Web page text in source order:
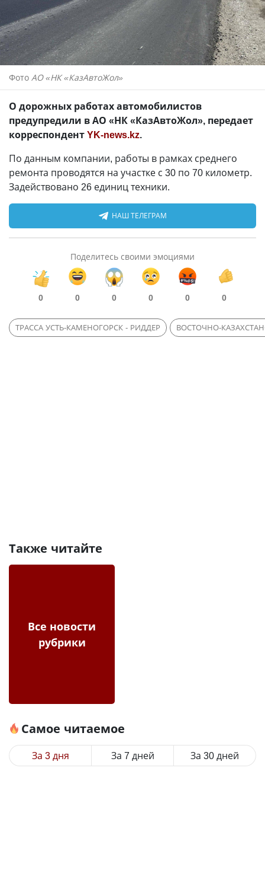
Фото АО «НК «КазАвтоЖол»
О дорожных работах автомобилистов
предупредили в АО «НК «КазАвтоЖол», передает
корреспондентYK-news.kz.
По данным компании, работы в рамках среднего
ремонта проводятся на участке с 30 по 70 километр.
Задействовано 26 единиц техники.
НАШ ТЕЛЕГРАМ
Поделитесь своими эмоциями
0 0 0 0 0 0
ТРАССА УСТЬ-КАМЕНОГОРСК - РИДДЕР ВОСТОЧНО-
Также читайте
Все новости
рубрики
Самое читаемое
За 3 дня За 7 дней За 30 дней